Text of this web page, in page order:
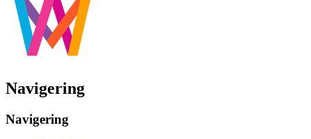
Navigering
Navigering